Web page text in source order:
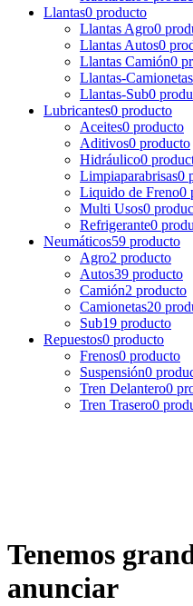
Llantas0 producto
Llantas Agro0
Llantas Autos0
Llantas Camión0
Llantas-Camionetas
Llantas-Sub0
Lubricantes0 producto
Aceites0 producto
Aditivos0 producto
Hidráulico0
Limpiaparabrisas0
Liquido de Freno0
Multi Usos0
Refrigerante0
Neumáticos59 producto
Agro2 producto
Autos39 producto
Camión2 producto
Camionetas20
Sub19 producto
Repuestos0 producto
Frenos0 producto
Suspensión0
Tren Delantero0
Tren Trasero0
Tenemos
anunciar